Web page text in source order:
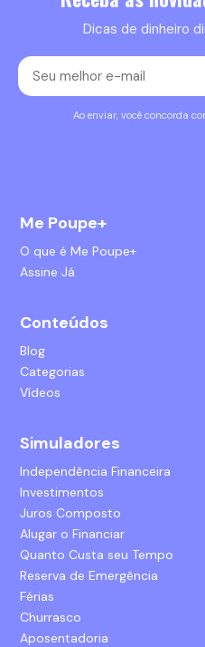
Dicas de dinheiro
Ao enviar, você concorda
Me Poupe+
O que é Me Poupe+
Assine Já
Conteúdos
Blog
Categorias
Vídeos
Simuladores
Independência Financeira
Investimentos
Juros Composto
Alugar o Financiar
Quanto Custa seu Tempo
Reserva de Emergência
Férias
Churrasco
Aposentadoria